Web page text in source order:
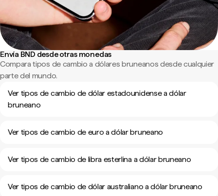
Envía BND desde otras monedas
Compara tipos de cambio a dólares bruneanos desde cualquier
parte del mundo.
Ver tipos de cambio de dólar estadounidense a dólar
bruneano
Ver tipos de cambio de euro a dólar bruneano
Ver tipos de cambio de libra esterlina a dólar bruneano
Ver tipos de cambio de dólar australiano a dólar bruneano